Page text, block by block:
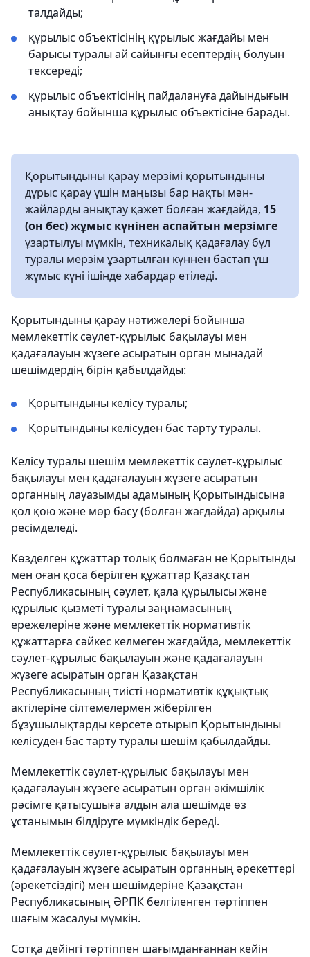
талдайды;
құрылыс объектісінің құрылыс жағдайы мен
барысы туралы ай сайынғы есептердің болуын
тексереді;
құрылыс объектісінің пайдалануға дайындығын
анықтау бойынша құрылыс объектісіне барады.
Қорытындыны қарау мерзімі қорытындыны
дұрыс қарау үшін маңызы бар нақты мән-
жайларды анықтау қажет болған жағдайда, 15
(он бес) жұмыс күнінен аспайтын мерзімге
ұзартылуы мүмкін, техникалық қадағалау бұл
туралы мерзім ұзартылған күннен бастап үш
жұмыс күні ішінде хабардар етіледі.
Қорытындыны қарау нәтижелері бойынша
мемлекеттік сәулет-құрылыс бақылауы мен
қадағалауын жүзеге асыратын орган мынадай
шешімдердің бірін қабылдайды:
Қорытындыны келісу туралы;
Қорытындыны келісуден бас тарту туралы.
Келісу туралы шешім мемлекеттік сәулет-құрылыс
бақылауы мен қадағалауын жүзеге асыратын
органның лауазымды адамының Қорытындысына
қол қою және мөр басу (болған жағдайда) арқылы
ресімделеді.
Көзделген құжаттар толық болмаған не Қорытынды
мен оған қоса берілген құжаттар Қазақстан
Республикасының сәулет, қала құрылысы және
құрылыс қызметі туралы заңнамасының
ережелеріне және мемлекеттік нормативтік
құжаттарға сәйкес келмеген жағдайда, мемлекеттік
сәулет-құрылыс бақылауын және қадағалауын
жүзеге асыратын орган Қазақстан
Республикасының тиісті нормативтік құқықтық
актілеріне сілтемелермен жіберілген
бұзушылықтарды көрсете отырып Қорытындыны
келісуден бас тарту туралы шешім қабылдайды.
Мемлекеттік сәулет-құрылыс бақылауы мен
қадағалауын жүзеге асыратын орган әкімшілік
рәсімге қатысушыға алдын ала шешімде өз
ұстанымын білдіруге мүмкіндік береді.
Мемлекеттік сәулет-құрылыс бақылауы мен
қадағалауын жүзеге асыратын органның әрекеттері
(әрекетсіздігі) мен шешімдеріне Қазақстан
Республикасының ӘРПК белгіленген тәртіппен
шағым жасалуы мүмкін.
Сотқа дейінгі тәртіппен шағымданғаннан кейін